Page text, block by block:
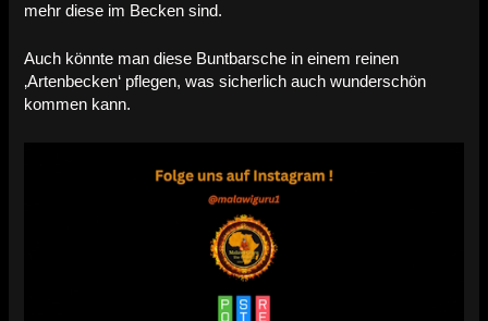
mehr diese im Becken sind.
Auch könnte man diese Buntbarsche in einem reinen
‚Artenbecken‘ pflegen, was sicherlich auch wunderschön
kommen kann.